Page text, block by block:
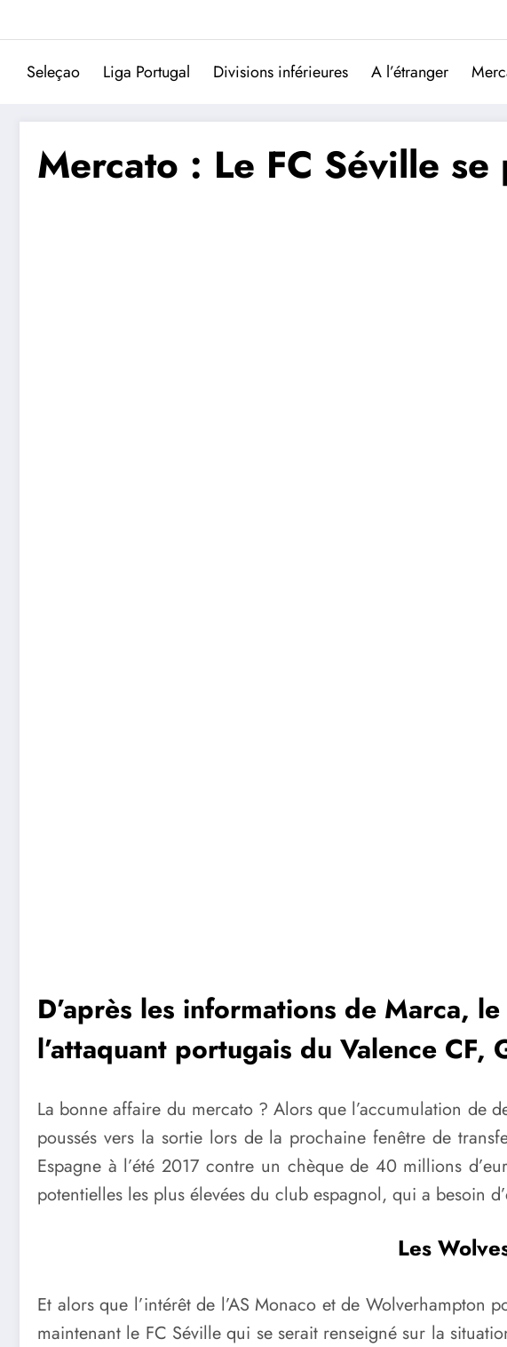
Seleçao Liga Portugal Divisions inférieures A l’étranger
Mercato : Le FC Séville
D’après les informations de Marca,
l’attaquant portugais du Valence CF,
La bonne affaire du mercato ? Alors que l’accumulation de
poussés vers la sortie lors de la prochaine fenêtre de
Espagne à l’été 2017 contre un chèque de 40 millions
potentielles les plus élevées du club espagnol, qui a besoin
Les
Et alors que l’intérêt de l’AS Monaco et de Wolverhampton
maintenant le FC Séville qui se serait renseigné sur la